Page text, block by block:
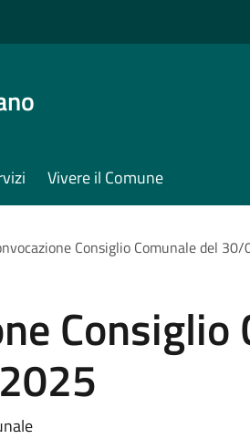
Vivere il Comune
Consiglio Comunale del
Consiglio